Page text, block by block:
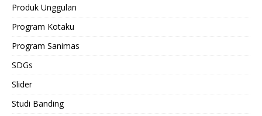
Produk Unggulan
Program Kotaku
Program Sanimas
SDGs
Slider
Studi Banding